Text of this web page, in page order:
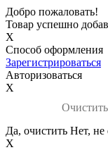
Добро пожаловать!
Товар успешно
X
Способ оформления
Зарегистрироваться
Авторизоваться
X
Да, очистить Нет, не
X